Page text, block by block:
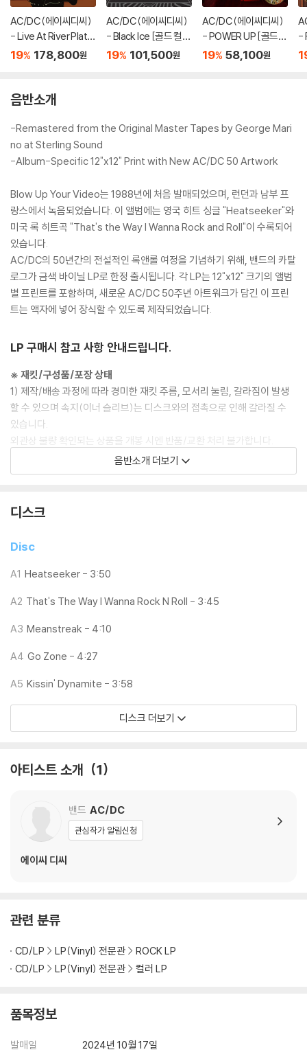
AC/DC (에이씨디씨)
- Live At River Plate
[골드 컬러 3LP]
19% 178,800원
AC/DC (에이씨디씨)
- Black Ice [골드 컬러
2LP]
19% 101,500원
AC/DC (에이씨디씨)
- POWER UP [골드
컬러 LP]
19% 58,100원
-
음반소개
-Remastered from the Original Master Tapes by George Mari
no at Sterling Sound
-Album-Specific 12"x12" Print with New AC/DC 50 Artwork
Blow Up Your Video는 1988년에 처음 발매되었으며, 런던과 남부 프
랑스에서 녹음되었습니다. 이 앨범에는 영국 히트 싱글 "Heatseeker"와
미국 록 히트곡 "That's the Way I Wanna Rock and Roll"이 수록되어
있습니다.
AC/DC의 50년간의 전설적인 록앤롤 여정을 기념하기 위해, 밴드의 카탈
로그가 금색 바이닐 LP로 한정 출시됩니다. 각 LP는 12"x12" 크기의 앨범
별 프린트를 포함하며, 새로운 AC/DC 50주년 아트워크가 담긴 이 프린
트는 액자에 넣어 장식할 수 있도록 제작되었습니다.
LP 구매시 참고 사항 안내드립니다.
※ 재킷/구성품/포장 상태
1) 제작/배송 과정에 따라 경미한 재킷 주름, 모서리 눌림, 갈라짐이 발생
할 수 있으며 속지(이너 슬리브)는 디스크와의 접촉으로 인해 갈라질 수
있습니다.
외관상 불량 확인되는 상품을 개봉 시엔 반품/교환 처리 불가합니다.
2) 디스크 라벨은 공정상 매끄럽게 부착되지 않을 수도 있으며 겉포장 비
닐은 품질보증대상이 아닙니다.
4) 디지털 다운로드 코드는 본사에서 공지 없이 증정 종료될 수 있습니다.
※ 재생 불량
모델) 다이내믹 사운드의 편차가 큰 트랙을 재생할 때 이상 현상이 발생할
기기 문제로 인해 발생하는 재생 불량 현상에 대해서는 반품/교환이 불가
하니 침압 조절이 가능한 기기에서 재생하실 것을 권유 드립니다.
다. 전용 제품으로 이를 제거하면 대부분 해결됩니다.
※ 디스크 외관 불량
1) 열을 가하여 제작하는 바이닐 공정 특성상 디스크 표면이 미세하게 울
가능합니다.
지되도록 디스크 센터 홀 구경이 작게 제작되는 경우가 있습니다. 턴테이
블 스핀들에 맞지 않는 경우에는 전용 제품 등을 이용하여 센터 홀을 조정
하시면 해결됩니다.
3) 디스크에 미세한 잔 흠집이 남아있거나 인쇄 면이 깨끗하지 않은 경우
가 있으며, 이는 상품의 불량이 아닙니다. 단, 재생에 이상이 있는 경우에는
※ 컬러 디스크
다.
1) 컬러 디스크는 웹 이미지와 실제 색상이 차이가 날 수 있습니다.
3) 컬러 디스크는 제작 과정에서 다른 색상 염료가 섞여 얼룩과 번짐, 반점
음반소개 더보기
디스크
Disc
A1 Heatseeker - 3:50
A2 That's The Way I Wanna Rock N Roll - 3:45
A3 Meanstreak - 4:10
A4 Go Zone - 4:27
A5 Kissin' Dynamite - 3:58
디스크 더보기
아티스트 소개 1
밴드 AC/DC
관심작가 알림신청
에이씨 디씨
관련 분류
CD/LP LP(Vinyl) 전문관
ROCK LP
CD/LP
LP(Vinyl) 전문관 컬러 LP
품목정보
발매일
2024년 10월 17일